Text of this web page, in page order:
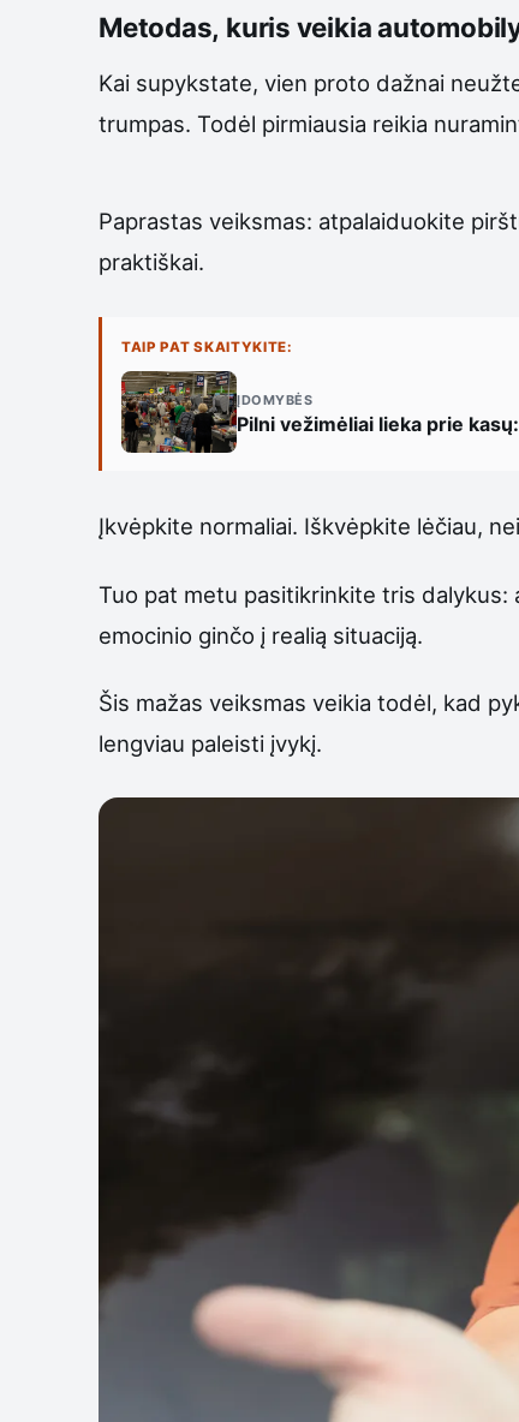
Metodas, kuris veikia
Kai supykstate, vien proto dažnai
trumpas. Todėl pirmiausia reikia
Paprastas veiksmas: atpalaiduokite
praktiškai.
TAIP PAT SKAITYKITE:
ĮDOMYBĖS
Pilni vežimėliai lieka prie
Įkvėpkite normaliai. Iškvėpkite lėčiau,
Tuo pat metu pasitikrinkite tris dalykus:
emocinio ginčo į realią situaciją.
Šis mažas veiksmas veikia todėl, kad
lengviau paleisti įvykį.